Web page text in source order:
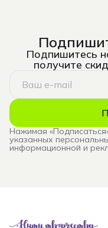
Подпишитесь
получите
Нажимая
указанных
информационной и